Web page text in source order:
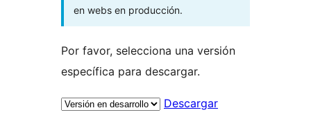
en webs en producción.
Por favor, selecciona una versión
específica para descargar.
Descargar